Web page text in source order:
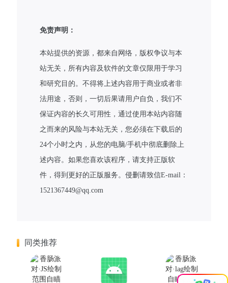
免责声明：
本站提供的资源，都来自网络，版权争议与本
站无关，所有内容及软件的文章仅限用于学习
和研究目的。不得将上述内容用于商业或者非
法用途，否则，一切后果请用户自负，我们不
保证内容的长久可用性，通过使用本站内容随
之而来的风险与本站无关，您必须在下载后的
24个小时之内，从您的电脑/手机中彻底删除上
述内容。如果您喜欢该程序，请支持正版软
件，得到更好的正版服务。侵删请致信E-mail：
1521367449@qq.com
同类推荐